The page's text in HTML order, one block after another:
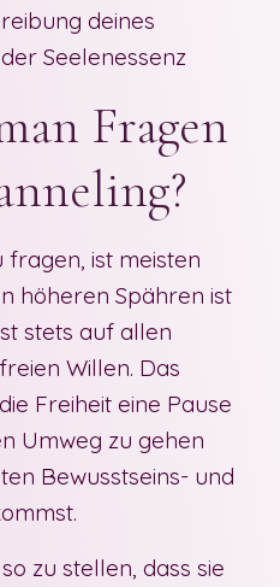
deines
Seelenessenz
Fragen
ist meisten
höheren Spähren ist
stets auf allen
Willen. Das
Freiheit eine Pause
Umweg zu gehen
Bewusstseins- und
zu stellen, dass sie